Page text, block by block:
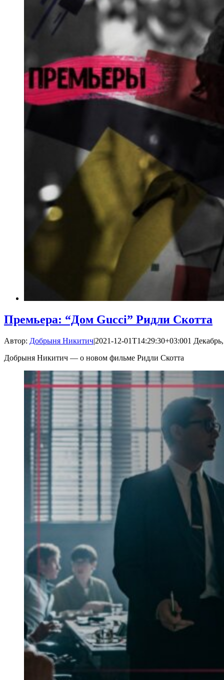
Премьера: “Дом Gucci” Ридли Скотта
Автор: Добрыня Никитич|2021-12-01T14:29:30+03:001
Добрыня Никитич — о новом фильме Ридли Скотта